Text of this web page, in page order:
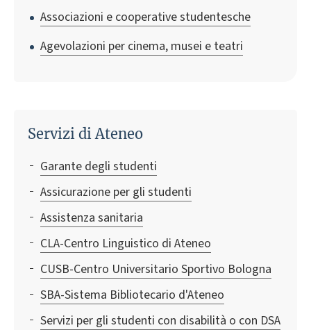
Associazioni e cooperative studentesche
Agevolazioni per cinema, musei e teatri
Servizi di Ateneo
Garante degli studenti
Assicurazione per gli studenti
Assistenza sanitaria
CLA-Centro Linguistico di Ateneo
CUSB-Centro Universitario Sportivo Bologna
SBA-Sistema Bibliotecario d'Ateneo
Servizi per gli studenti con disabilità o con DSA